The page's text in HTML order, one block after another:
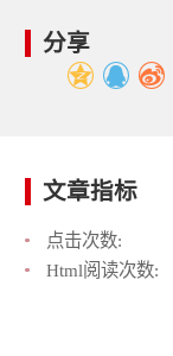
分享
文章指标
点击次数:
Html阅读次数: